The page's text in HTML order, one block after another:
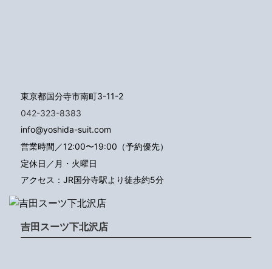
東京都国分寺市南町3-11-2
042-323-8383
info@yoshida-suit.com
営業時間／12:00〜19:00（予約優先）
定休日／月・火曜日
アクセス：JR国分寺駅より徒歩約5分
吉田スーツ下北沢店